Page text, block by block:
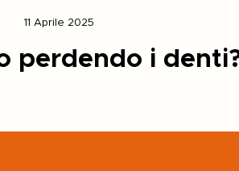
11 Aprile 2025
perdendo i